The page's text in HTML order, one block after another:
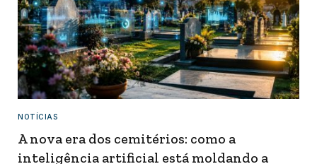
NOTÍCIAS
A nova era dos cemitérios: como a
inteligência artificial está moldando a